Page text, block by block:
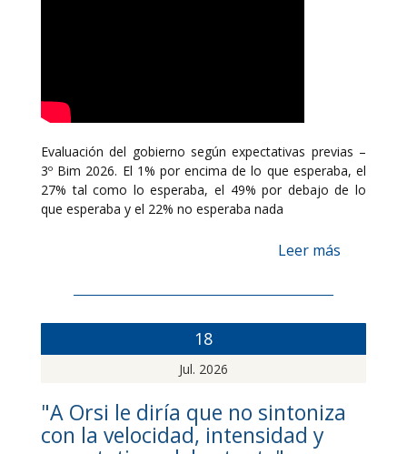
Evaluación del gobierno según expectativas previas –
3º Bim 2026. El 1% por encima de lo que esperaba, el
27% tal como lo esperaba, el 49% por debajo de lo
que esperaba y el 22% no esperaba nada
Leer más
18
Jul. 2026
"A Orsi le diría que no sintoniza
con la velocidad, intensidad y